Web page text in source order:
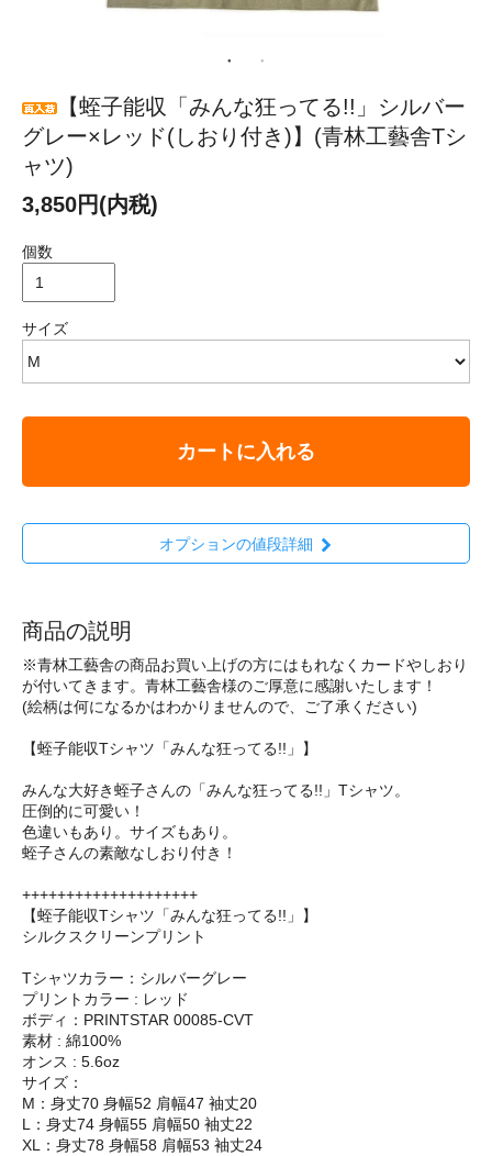
【蛭子能収「みんな狂ってる!!」シルバー
グレー×レッド(しおり付き)】(青林工藝舎Tシ
ャツ)
3,850円(内税)
個数
サイズ
カートに入れる
オプションの値段詳細
商品の説明
※青林工藝舎の商品お買い上げの方にはもれなくカードやしおり
が付いてきます。青林工藝舎様のご厚意に感謝いたします！
(絵柄は何になるかはわかりませんので、ご了承ください)
【蛭子能収Tシャツ「みんな狂ってる!!」】
みんな大好き蛭子さんの「みんな狂ってる!!」Tシャツ。
圧倒的に可愛い！
色違いもあり。サイズもあり。
蛭子さんの素敵なしおり付き！
++++++++++++++++++++
【蛭子能収Tシャツ「みんな狂ってる!!」】
シルクスクリーンプリント
Tシャツカラー：シルバーグレー
プリントカラー : レッド
ボディ：PRINTSTAR 00085-CVT
素材 : 綿100%
オンス : 5.6oz
サイズ：
M：身丈70 身幅52 肩幅47 袖丈20
L：身丈74 身幅55 肩幅50 袖丈22
XL：身丈78 身幅58 肩幅53 袖丈24